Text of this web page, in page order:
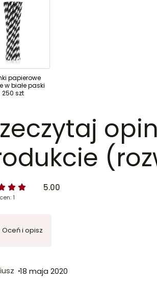
papierowe
w białe paski
250 szt
5.00
1
Oceń i opisz
18 maja 2020